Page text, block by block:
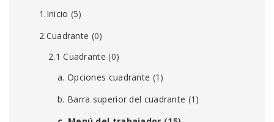
1.Inicio (5)
2.Cuadrante (0)
2.1 Cuadrante (0)
a. Opciones cuadrante (1)
b. Barra superior del cuadrante (1)